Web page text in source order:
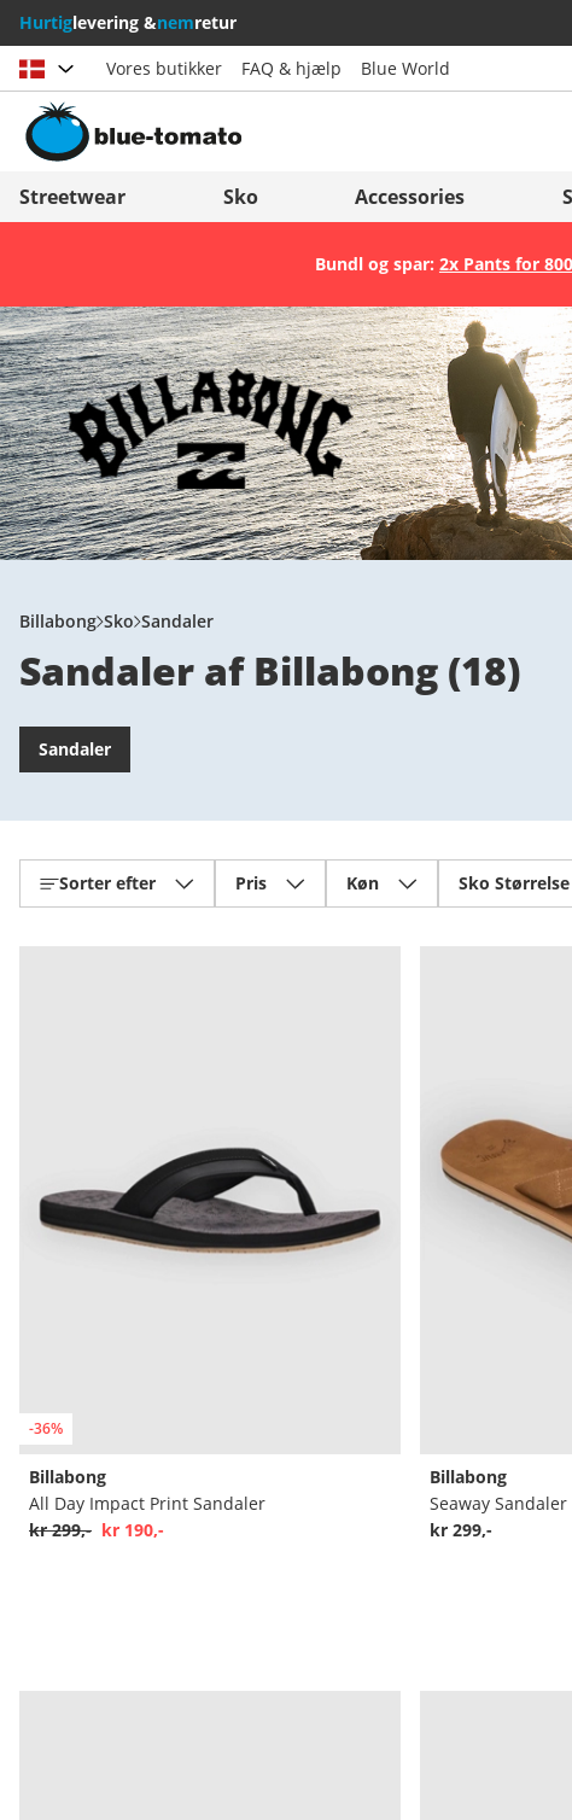
Hurtiglevering &nemretur
Vælg land
Österreich
Suisse (Français)
Svizzera (Italiano)
France
Italia (Italiano)
Italien (Deutsch)
España
Suomi
United Kingdom
Vores butikker FAQ & hjælp Blue World
Streetwear Sko Accessories
Bundl og spar: 2x Pants for
Billabong Sko Sandaler
Sandaler af Billabong (18)
Sandaler
Sorter efter Pris Køn Sko Størrelse
-36%
Billabong
All Day Impact Print Sandaler
kr 299,- kr 190,-
Billabong
Seaway Sandaler
kr 299,-